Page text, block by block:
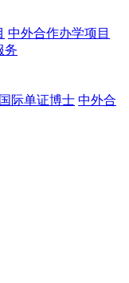
中外合作办学项目
务
国际单证博士 中外合